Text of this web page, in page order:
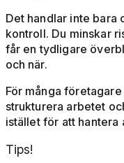
Det handlar inte bara
kontroll. Du minskar
får en tydligare
och när.
För många
strukturera arbetet
istället för att hantera
Tips!